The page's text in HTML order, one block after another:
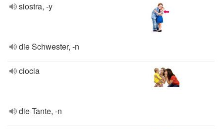
siostra, -y
die Schwester, -n
ciocia
die Tante, -n